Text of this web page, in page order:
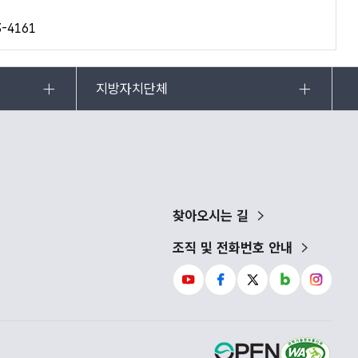
4161
지방자치단체
찾아오시는 길
조직 및 전화번호 안내